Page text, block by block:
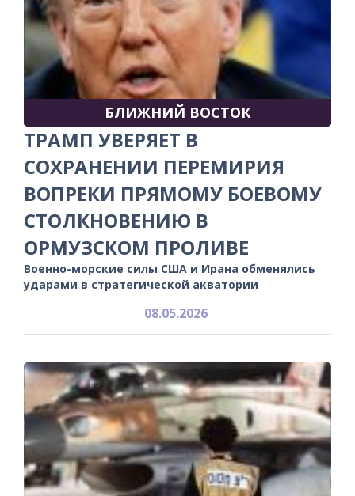
БЛИЖНИЙ ВОСТОК
ТРАМП УВЕРЯЕТ В
СОХРАНЕНИИ ПЕРЕМИРИЯ
ВОПРЕКИ ПРЯМОМУ БОЕВОМУ
СТОЛКНОВЕНИЮ В
ОРМУЗСКОМ ПРОЛИВЕ
Военно-морские силы США и Ирана обменялись
ударами в стратегической акватории
08.05.2026